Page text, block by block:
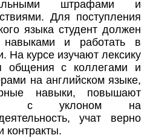
штрафами и
Для поступления
языка студент должен
навыками и работать в
На курсе изучают лексику
общения с коллегами и
на английском языке,
навыки, повышают
с уклоном на
учат верно
контракты.